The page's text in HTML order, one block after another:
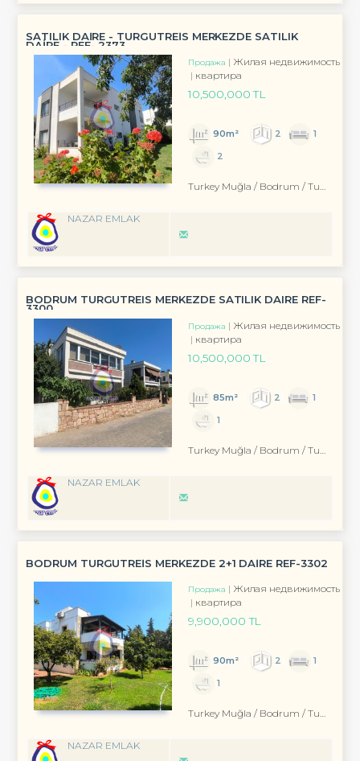
SATILIK DAİRE - TURGUTREİS MERKEZDE SATILIK
DAİRE - REF- 2373
Продажа
Жилая недвижимость
квартира
10,500,000 TL
90m² 2
1
2
Turkey Muğla / Bodrum / Turgutreis
NAZAR EMLAK
BODRUM TURGUTREIS MERKEZDE SATILIK DAIRE REF-
3300
Продажа
Жилая недвижимость
квартира
10,500,000 TL
85m² 2
1
1
Turkey Muğla / Bodrum / Turgutreis
NAZAR EMLAK
BODRUM TURGUTREİS MERKEZDE 2+1 DAİRE REF-3302
Продажа
Жилая недвижимость
квартира
9,900,000 TL
90m² 2
1
1
Turkey Muğla / Bodrum / Turgutreis
NAZAR EMLAK